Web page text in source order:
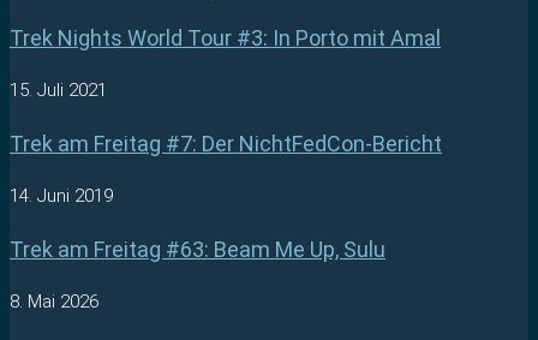
Trek Nights World Tour #3: In Porto mit Amal
15. Juli 2021
Trek am Freitag #7: Der NichtFedCon-Bericht
14. Juni 2019
Trek am Freitag #63: Beam Me Up, Sulu
8. Mai 2026